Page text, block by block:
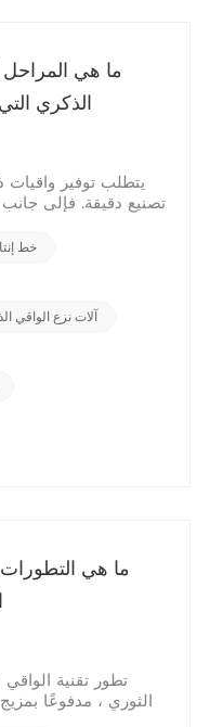
ما هي المراحل
الذكري
يتطلب توفير واقيات
تصنيع دقيقة. فإلى
متخصصة خط
آلات نزع الواقي
ما هي التطورات
تطور تقنية
الثوري ، مدفوعًا